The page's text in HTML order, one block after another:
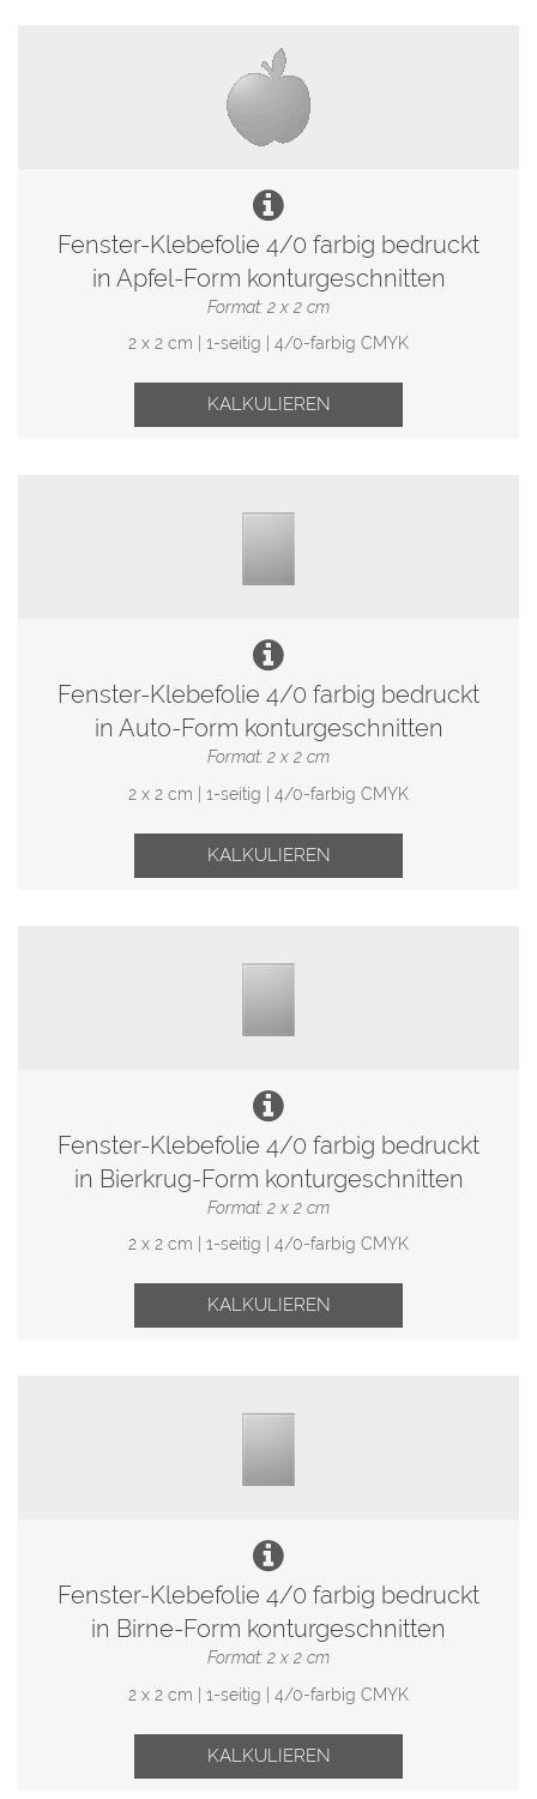
Fenster-Klebefolie 4/0 farbig bedruckt
in Apfel-Form konturgeschnitten
Format: 2 x 2 cm
2 x 2 cm | 1-seitig | 4/0-farbig CMYK
KALKULIEREN
Fenster-Klebefolie 4/0 farbig bedruckt
in Auto-Form konturgeschnitten
Format: 2 x 2 cm
2 x 2 cm | 1-seitig | 4/0-farbig CMYK
KALKULIEREN
Fenster-Klebefolie 4/0 farbig bedruckt
in Bierkrug-Form konturgeschnitten
Format: 2 x 2 cm
2 x 2 cm | 1-seitig | 4/0-farbig CMYK
KALKULIEREN
Fenster-Klebefolie 4/0 farbig bedruckt
in Birne-Form konturgeschnitten
Format: 2 x 2 cm
2 x 2 cm | 1-seitig | 4/0-farbig CMYK
KALKULIEREN